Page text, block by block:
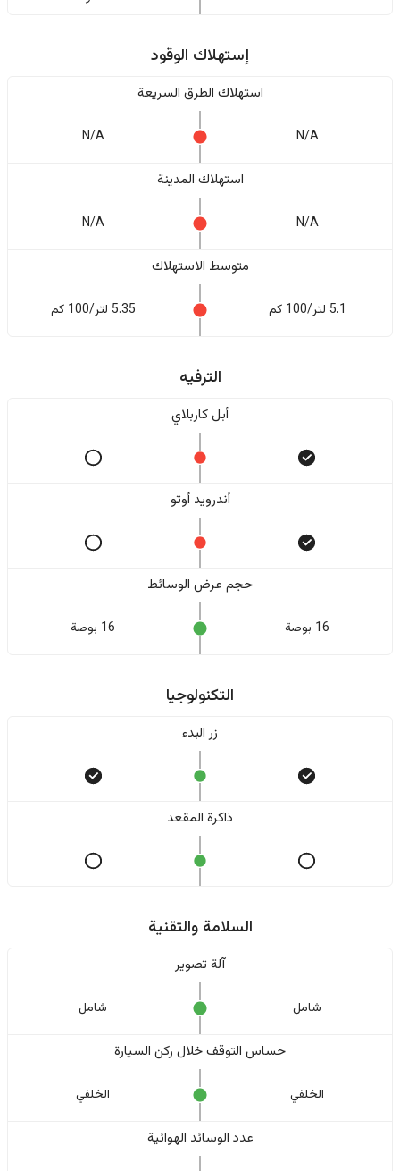
إستهلاك الوقود
استهلاك الطرق السريعة
N/A
N/A
استهلاك المدينة
N/A
N/A
متوسط الاستهلاك
5.1 لتر/100 كم 5.35 لتر/100 كم
الترفيه
أبل كاربلاي
أندرويد أوتو
حجم عرض الوسائط
16 بوصة 16 بوصة
التكنولوجيا
زر البدء
ذاكرة المقعد
السلامة والتقنية
آلة تصوير
شامل شامل
حساس التوقف خلال ركن السيارة
الخلفي الخلفي
عدد الوسائد الهوائية